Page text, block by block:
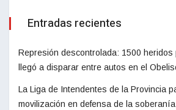
Entradas recientes
Represión descontrolada: 1500
llegó a disparar entre autos en el
La Liga de Intendentes de la Provincia
movilización en defensa de la